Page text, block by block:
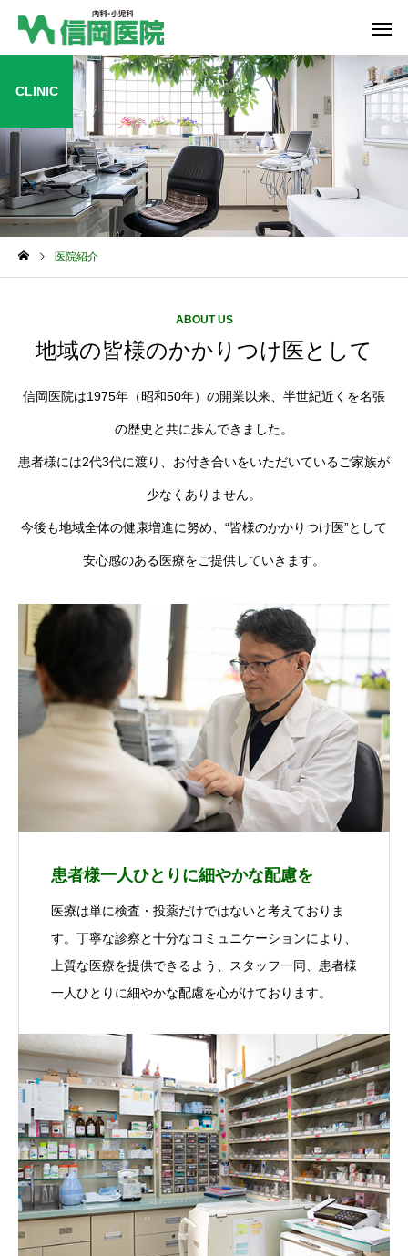
総合内科
CLINIC
医院紹介
ABOUT US
地域の皆様のかかりつけ医として
信岡医院は1975年（昭和50年）の開業以来、半世紀近くを名張
の歴史と共に歩んできました。
患者様には2代3代に渡り、お付き合いをいただいているご家族が
少なくありません。
今後も地域全体の健康増進に努め、“皆様のかかりつけ医”として
安心感のある医療をご提供していきます。
患者様一人ひとりに細やかな配慮を
医療は単に検査・投薬だけではないと考えておりま
す。丁寧な診察と十分なコミュニケーションにより、
上質な医療を提供できるよう、スタッフ一同、患者様
一人ひとりに細やかな配慮を心がけております。